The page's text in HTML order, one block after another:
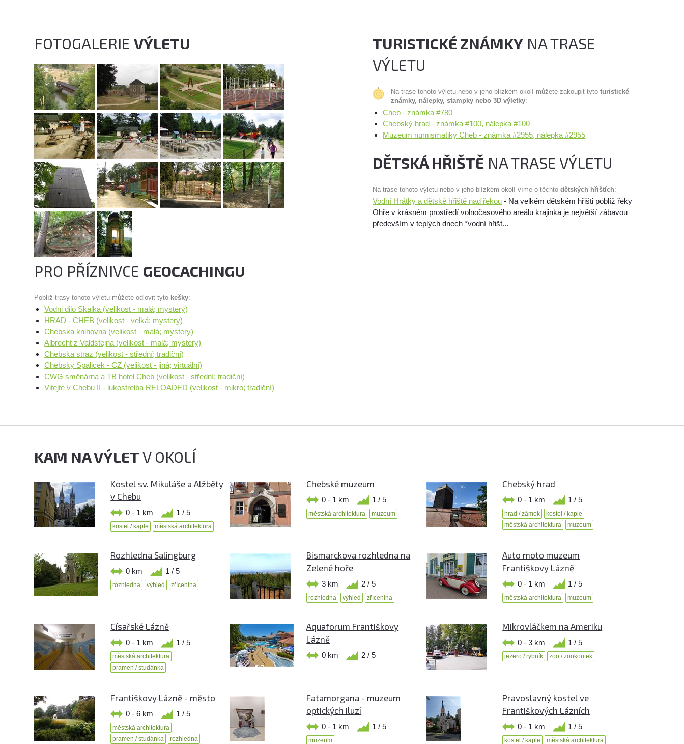
FOTOGALERIEVÝLETU
PRO PŘÍZNIVCE GEOCACHINGU
Poblíž trasy tohoto výletu můžete odlovit tyto kešky:
Vodni dilo Skalka (velikost - malá; mystery)
HRAD - CHEB (velikost - velká; mystery)
Chebska knihovna (velikost - malá; mystery)
Albrecht z Valdstejna (velikost - malá; mystery)
Chebska straz (velikost - střední; tradiční)
Chebsky Spalicek - CZ (velikost - jiná; virtuální)
CWG směnárna a TB hotel Cheb (velikost - střední; tradiční)
Vitejte v Chebu II - lukostrelba RELOADED (velikost - mikro; tradiční)
TURISTICKÉ ZNÁMKY NA TRASE
VÝLETU
Na trase tohoto výletu nebo v jeho blízkém okolí můžete zakoupit tytoturistické
známky, nálepky, stampky nebo 3D výletky:
Cheb - známka #780
Chebský hrad - známka #100, nálepka #100
Muzeum numismatiky Cheb - známka #2955, nálepka #2955
DĚTSKÁ HŘIŠTĚ NA TRASE VÝLETU
Na trase tohoto výletu nebo v jeho blízkém okolí víme o těchtodětských hřištích:
Vodní Hrátky a dětské hřiště nad řekou - Na velkém dětském hřišti poblíž řeky
Ohře v krásném prostředí volnočasového areálu krajinka je největší zábavou
především v teplých dnech *vodní hřišt...
KAM NA VÝLETV OKOLÍ
Kostel sv. Mikuláše a Alžběty
v Chebu
0 - 1 km 1 / 5
kostel / kaple městská architektura
Chebské muzeum
0 - 1 km 1 / 5
městská architektura muzeum
Chebský hrad
0 - 1 km 1 / 5
hrad / zámek
kostel / kaple
městská architektura
muzeum
Rozhledna Salingburg
0 km 1 / 5
rozhledna výhled zřícenina
Bismarckova rozhledna na
Zelené hoře
3 km 2 / 5
rozhledna výhled zřícenina
Auto moto muzeum
Františkovy Lázně
0 - 1 km 1 / 5
městská architektura muzeum
Císařské Lázně
0 - 1 km 1 / 5
městská architektura
pramen / studánka
Aquaforum Františkovy
Lázně
0 km 2 / 5
Mikrovláčkem na Ameriku
0 - 3 km 1 / 5
jezero / rybník zoo / zookoutek
Františkovy Lázně - město
0 - 6 km 1 / 5
městská architektura
pramen / studánka
rozhledna
Fatamorgana - muzeum
optických iluzí
0 - 1 km 1 / 5
muzeum
Pravoslavný kostel ve
Františkových Lázních
0 - 1 km 1 / 5
kostel / kaple městská architektura